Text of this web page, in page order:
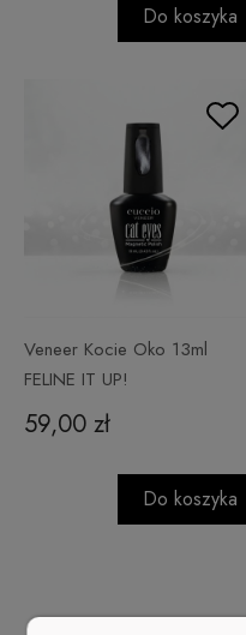
Do koszyka
Veneer Kocie Oko 13ml
FELINE IT UP!
59,00 zł
Do koszyka